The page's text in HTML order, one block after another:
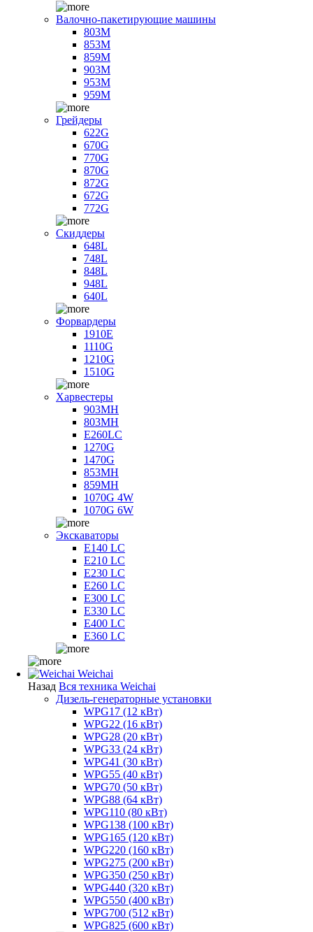
Валочно-пакетирующие машины
803M
853M
859M
903M
953M
959M
Грейдеры
622G
670G
770G
870G
872G
672G
772G
Скиддеры
648L
748L
848L
948L
640L
Форвардеры
1910E
1110G
1210G
1510G
Харвестеры
903MH
803MH
E260LC
1270G
1470G
853MH
859MH
1070G 4W
1070G 6W
Экскаваторы
E140 LC
E210 LC
E230 LC
E260 LC
E300 LC
E330 LC
E400 LC
E360 LC
Weichai
Назад Вся техника Weichai
Дизель-генераторные установки
WPG17 (12 кВт)
WPG22 (16 кВт)
WPG28 (20 кВт)
WPG33 (24 кВт)
WPG41 (30 кВт)
WPG55 (40 кВт)
WPG70 (50 кВт)
WPG88 (64 кВт)
WPG110 (80 кВт)
WPG138 (100 кВт)
WPG165 (120 кВт)
WPG220 (160 кВт)
WPG275 (200 кВт)
WPG350 (250 кВт)
WPG440 (320 кВт)
WPG550 (400 кВт)
WPG700 (512 кВт)
WPG825 (600 кВт)